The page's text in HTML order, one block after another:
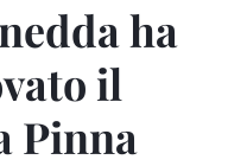
ha
il
Pinna